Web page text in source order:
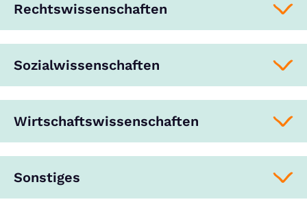
Rechtswissenschaften
Sozialwissenschaften
Wirtschaftswissenschaften
Sonstiges